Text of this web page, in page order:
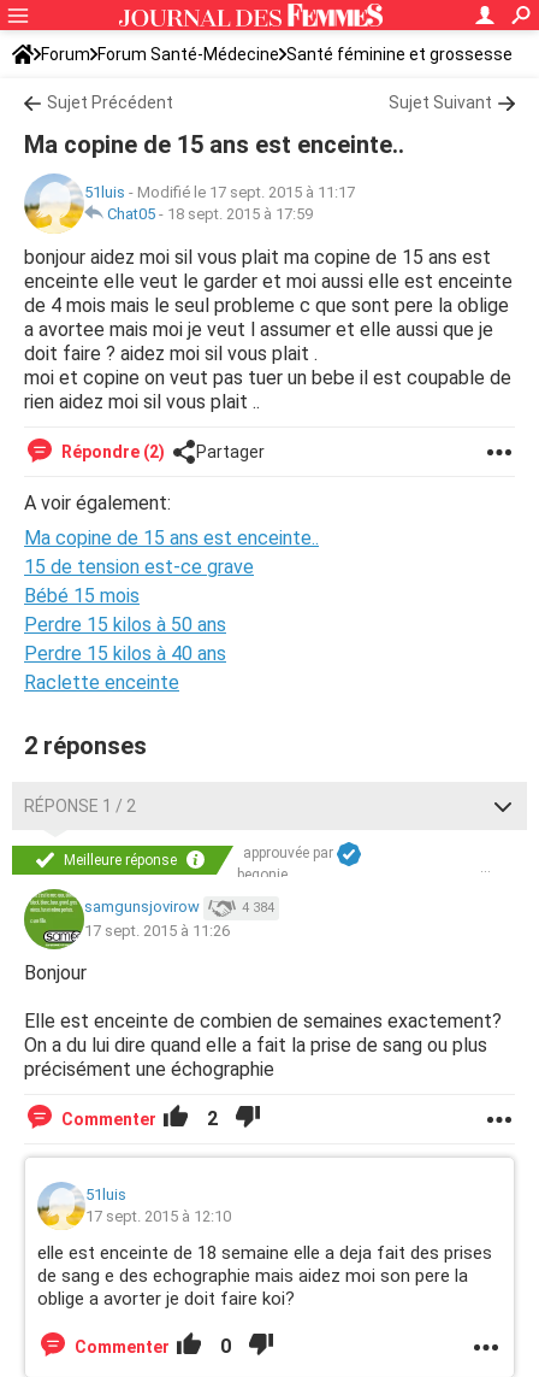
Forum Forum Santé-Médecine Santé féminine et grossesse
Sujet Précédent Sujet Suivant
Ma copine de 15 ans est enceinte..
51luis - Modifié le 17 sept. 2015 à 11:17
Chat05 - 18 sept. 2015 à 17:59
bonjour aidez moi sil vous plait ma copine de 15 ans est
enceinte elle veut le garder et moi aussi elle est enceinte
de 4 mois mais le seul probleme c que sont pere la oblige
a avortee mais moi je veut l assumer et elle aussi que je
doit faire ? aidez moi sil vous plait .
moi et copine on veut pas tuer un bebe il est coupable de
rien aidez moi sil vous plait ..
Répondre (2) Partager
A voir également:
Ma copine de 15 ans est enceinte..
15 de tension est-ce grave
Bébé 15 mois
Perdre 15 kilos à 50 ans
Perdre 15 kilos à 40 ans
Raclette enceinte
2 réponses
RÉPONSE 1 / 2
Meilleure réponse
approuvée par
begonie
samgunsjovirow 4 384
17 sept. 2015 à 11:26
Bonjour
Elle est enceinte de combien de semaines exactement?
On a du lui dire quand elle a fait la prise de sang ou plus
précisément une échographie
Commenter 2
51luis
17 sept. 2015 à 12:10
elle est enceinte de 18 semaine elle a deja fait des prises
de sang e des echographie mais aidez moi son pere la
oblige a avorter je doit faire koi?
Commenter 0